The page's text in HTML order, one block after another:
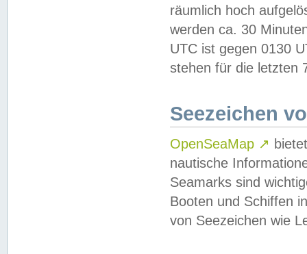
räumlich hoch
werden ca. 30
UTC ist gegen 0130
stehen für die letzten
Seezeichen
OpenSeaMap ↗
nautische
Seamarks sind
Booten und Schiffen
von Seezeichen wie